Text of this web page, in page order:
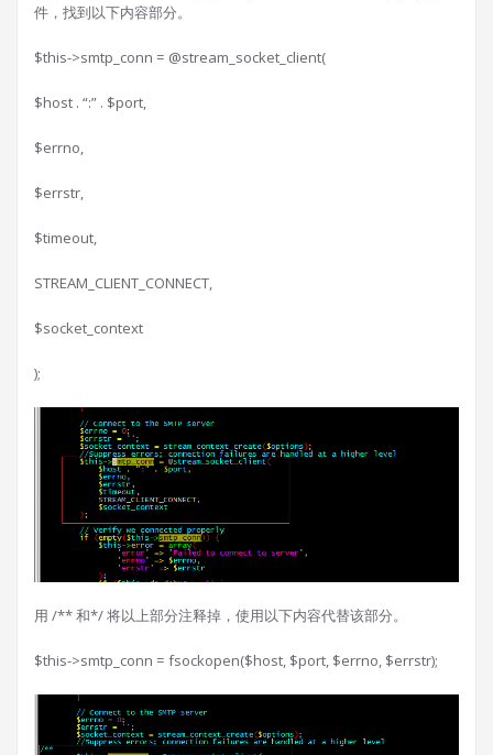
件，找到以下内容部分。
$this->smtp_conn = @stream_socket_client(
$host . “:” . $port,
$errno,
$errstr,
$timeout,
STREAM_CLIENT_CONNECT,
$socket_context
);
用 /** 和*/ 将以上部分注释掉，使用以下内容代替该部分。
$this->smtp_conn = fsockopen($host, $port, $errno, $errstr);